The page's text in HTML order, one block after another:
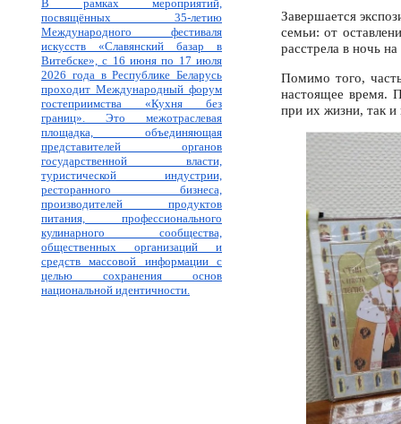
В рамках мероприятий,
посвящённых 35-летию
Международного фестиваля
искусств «Славянский базар в
Витебске», с 16 июня по 17 июля
2026 года в Республике Беларусь
проходит Международный форум
гостеприимства «Кухня без
границ». Это межотраслевая
площадка, объединяющая
представителей органов
государственной власти,
туристической индустрии,
ресторанного бизнеса,
производителей продуктов
питания, профессионального
кулинарного сообщества,
общественных организаций и
средств массовой информации с
целью сохранения основ
национальной идентичности.
Завершается
семьи: от
расстрела в ночь
Помимо того,
настоящее время.
при их жизни, так и